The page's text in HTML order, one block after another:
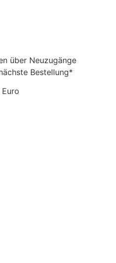
über Neuzugänge
Bestellung*